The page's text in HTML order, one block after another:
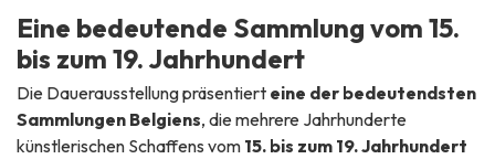
Eine bedeutende Sammlung vom 15.
bis zum 19. Jahrhundert
Die Dauerausstellung präsentiert eine der bedeutendsten
Sammlungen Belgiens, die mehrere Jahrhunderte
künstlerischen Schaffens vom 15. bis zum 19. Jahrhundert